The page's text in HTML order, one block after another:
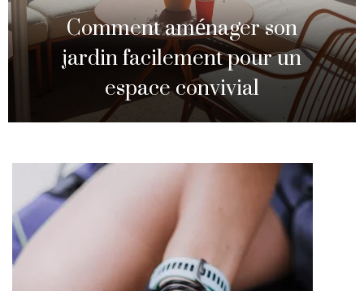
Comment aménager son
jardin facilement pour un
espace convivial